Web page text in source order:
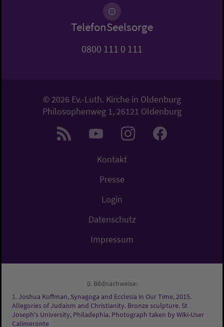
TelefonSeelsorge
0800 111 0 111
© 2026 Ev.-Luth. Kirche in Oldenburg
Philosophenweg 1, 26121 Oldenburg
Kontakt
Presse
Login
Datenschutz
Impressum
Bildnachweise:
Joshua Koffman, Synagoga and Ecclesia in Our Time, 2015.
Allegories of Judaism and Christianity. Bronze sculpture. St
Joseph's University, Philadephia. Photograph taken by Wiki-User
Calimeronte